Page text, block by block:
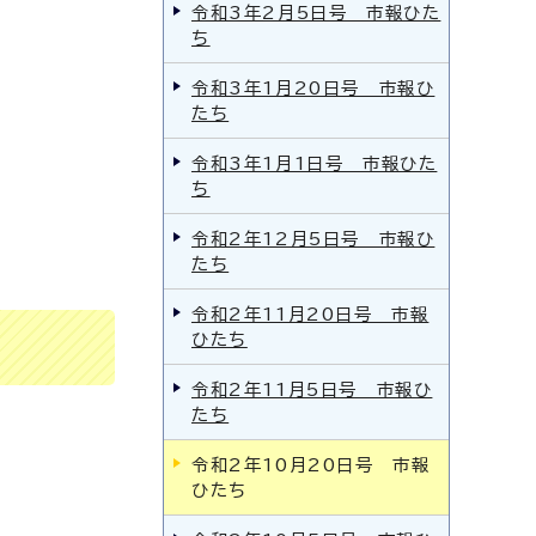
令和3年2月5日号 市報ひた
ち
令和3年1月20日号 市報ひ
たち
令和3年1月1日号 市報ひた
ち
令和2年12月5日号 市報ひ
たち
令和2年11月20日号 市報
ひたち
令和2年11月5日号 市報ひ
たち
令和2年10月20日号 市報
ひたち